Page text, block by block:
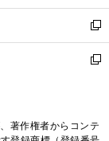
開
く
ウ
で
開
く
ン
ド
ウ
で
ウ
ィ
ン
ド
く
新
し
い
ド
新
ィ
著作権者からコンテ